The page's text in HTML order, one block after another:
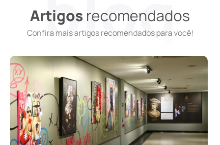
Artigosrecomendados
Confira mais artigos recomendados para você!